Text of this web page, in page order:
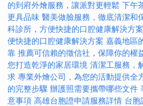
的到府外燴服務，讓派對更輕鬆 下午
更具品味 醫美做臉服務，徹底清潔和
科診所，方便快捷的口腔健康解決方案
便快捷的口腔健康解決方案 嘉義地區
靠 推薦可信賴的徵信社，保障你的權
您打造乾淨的家居環境 清潔工服務，
求 專業外燴公司，為您的活動提供全
的完整步驟 辦護照需要攜帶哪些文件
意事項 高雄台胞證申請服務詳情 台胞